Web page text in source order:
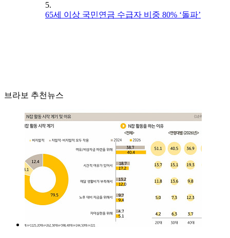
5.
65세 이상 국민연금 수급자 비중 80% ‘돌파’
브라보 추천뉴스